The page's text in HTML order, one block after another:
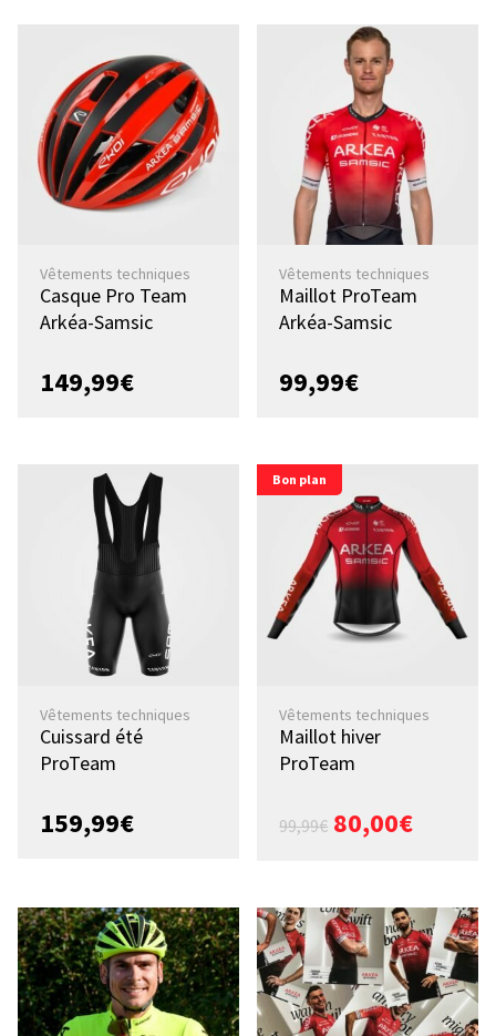
Vêtements techniques
Casque Pro Team
Arkéa-Samsic
149,99€
Vêtements techniques
Maillot ProTeam
Arkéa-Samsic
99,99€
Vêtements techniques
Cuissard été
ProTeam
159,99€
Bon plan
Vêtements techniques
Maillot hiver
ProTeam
99,99€ 80,00€